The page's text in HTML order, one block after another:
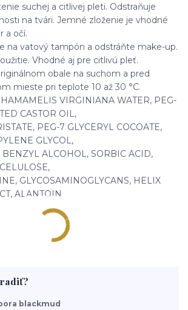
suchej a citlivej pleti. Odstraňuje
na tvári. Jemné zloženie je vhodné
a očí.
na vatový tampón a odstráňte make-up.
Vhodné aj pre citlivú pleť.
obale na suchom a pred
mieste pri teplote 10 až 30 °C.
VIRGINIANA WATER, PEG-
CASTOR OIL,
PEG-7 GLYCERYL COCOATE,
GLYCOL,
BENZYL ALCOHOL, SORBIC ACID,
GLYCOSAMINOGLYCANS, HELIX
ALANTOIN
blackmud